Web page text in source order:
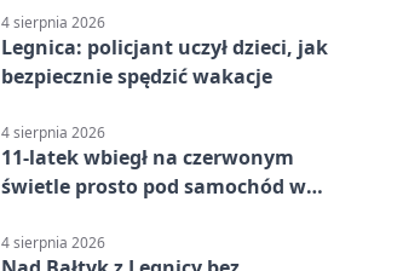
4 sierpnia 2026
Legnica: policjant uczył dzieci, jak
bezpiecznie spędzić wakacje
4 sierpnia 2026
11-latek wbiegł na czerwonym
świetle prosto pod samochód w
4 sierpnia 2026